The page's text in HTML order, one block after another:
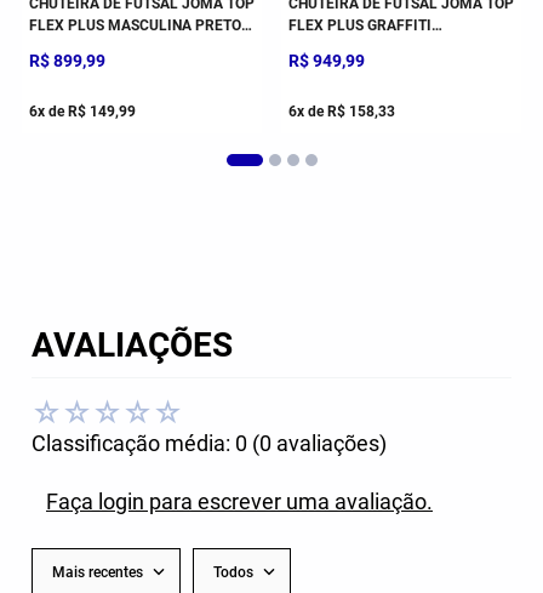
CHUTEIRA DE FUTSAL JOMA TOP
FLEX PLUS MASCULINA PRETO E
R$899,99
6x de R$ 149,99
CHUTEIRA DE FUTSAL JOMA TOP
FLEX PLUS GRAFFITI
R$949,99
6x de R$ 158,33
AVALIAÇÕES
☆ ☆ ☆ ☆ ☆
Classificação média: 0 (0 avaliações)
Faça login para escrever uma avaliação.
Mais recentes Todos